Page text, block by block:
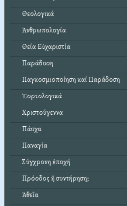
Θεολογικά
Ἀνθρωπολογία
Θεία Εὐχαριστία
Παράδοση
Παγκοσμιοποίηση καί Παράδοση
Ἑορτολογικά
Χριστούγεννα
Πάσχα
Παναγία
Σύγχρονη ἐποχή
Πρόοδος ἤ συντήρηση;
Ἀθεΐα